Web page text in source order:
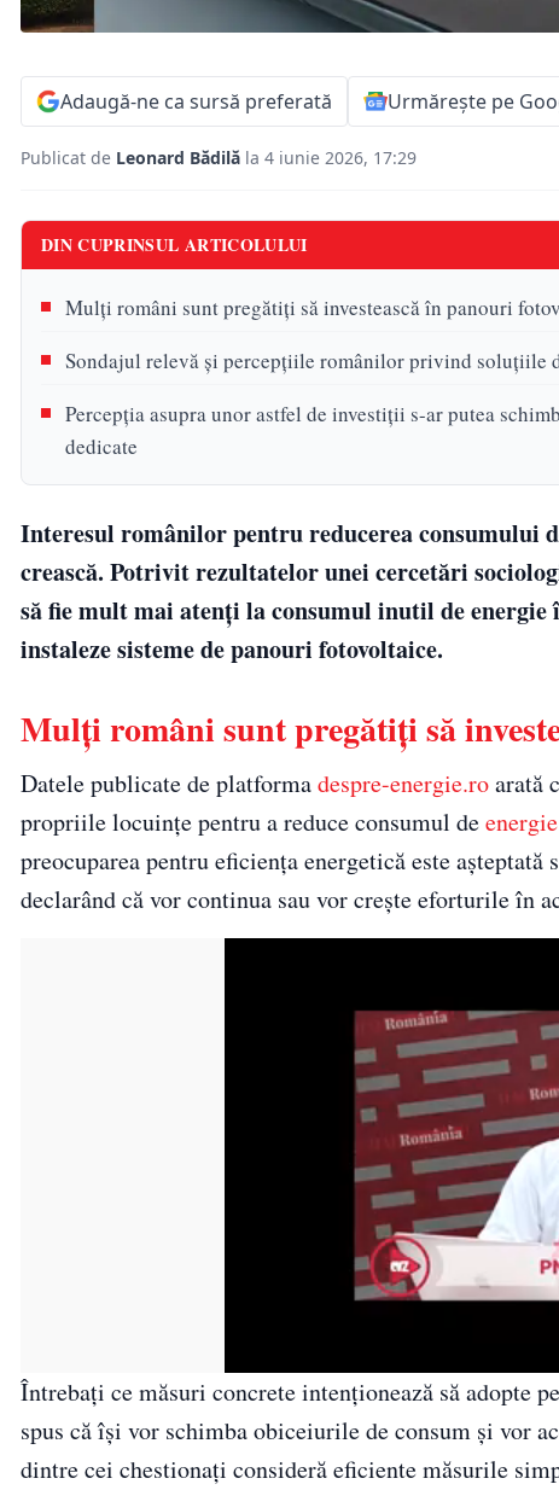
Adaugă-ne ca sursă preferată Urmărește pe
Publicat de Leonard Bădilă la 4 iunie 2026, 17:29
DIN CUPRINSUL ARTICOLULUI
Mulți români sunt pregătiți să investească în panouri
Sondajul relevă și percepțiile românilor privind soluțiile
Percepția asupra unor astfel de investiții s-ar putea
dedicate
Interesul românilor pentru reducerea consumului
crească. Potrivit rezultatelor unei cercetări
să fie mult mai atenți la consumul inutil de
instaleze sisteme de panouri fotovoltaice.
Mulți români sunt pregătiți să
Datele publicate de platformadespre-energie.roarată
propriile locuințe pentru a reduce consumul deenergie
preocuparea pentru eficiența energetică este
declarând că vor continua sau vor crește eforturile în
Întrebați ce măsuri concrete intenționează să adopte
spus că își vor schimba obiceiurile de consum și vor
dintre cei chestionați consideră eficiente măsurile